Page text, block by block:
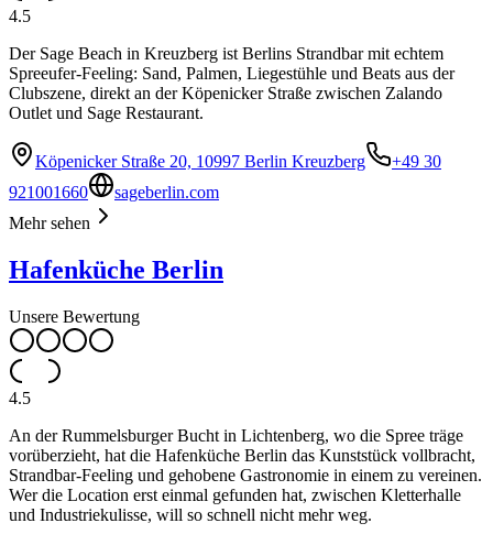
4.5
Der Sage Beach in Kreuzberg ist Berlins Strandbar mit echtem
Spreeufer-Feeling: Sand, Palmen, Liegestühle und Beats aus der
Clubszene, direkt an der Köpenicker Straße zwischen Zalando
Outlet und Sage Restaurant.
Köpenicker Straße 20, 10997 Berlin Kreuzberg
+49 30
921001660
sageberlin.com
Mehr sehen
Hafenküche Berlin
Unsere Bewertung
4.5
An der Rummelsburger Bucht in Lichtenberg, wo die Spree träge
vorüberzieht, hat die Hafenküche Berlin das Kunststück vollbracht,
Strandbar-Feeling und gehobene Gastronomie in einem zu vereinen.
Wer die Location erst einmal gefunden hat, zwischen Kletterhalle
und Industriekulisse, will so schnell nicht mehr weg.